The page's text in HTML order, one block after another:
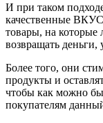
И при таком
качественные
товары, на которые
возвращать деньги,
Более того, они
продукты и
чтобы как можно
покупателям